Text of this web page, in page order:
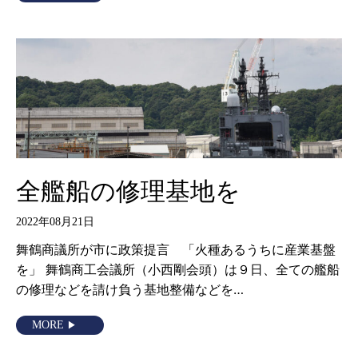
全艦船の修理基地を
2022年08月21日
舞鶴商議所が市に政策提言 「火種あるうちに産業基盤
を」 舞鶴商工会議所（小西剛会頭）は９日、全ての艦船
の修理などを請け負う基地整備などを…
MORE